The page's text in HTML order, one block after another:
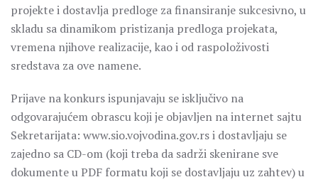
projekte i dostavlja predloge za finansiranje sukcesivno, u
skladu sa dinamikom pristizanja predloga projekata,
vremena njihove realizacije, kao i od raspoloživosti
sredstava za ove namene.
Prijave na konkurs ispunjavaju se isključivo na
odgovarajućem obrascu koji je objavljen na internet sajtu
Sekretarijata: www.sio.vojvodina.gov.rs i dostavljaju se
zajedno sa CD-om (koji treba da sadrži skenirane sve
dokumente u PDF formatu koji se dostavljaju uz zahtev) u